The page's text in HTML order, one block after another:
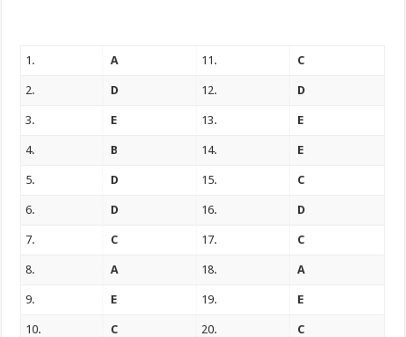
1. A 11. C
2. D 12. D
3. E 13. E
4. B 14. E
5. D 15. C
6. D 16. D
7. C 17. C
8. A 18. A
9. E 19. E
10. C 20. C